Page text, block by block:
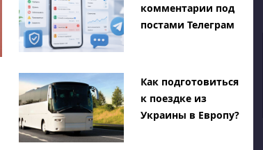
комментарии под
постами Телеграм
Как подготовиться
к поездке из
Украины в Европу?